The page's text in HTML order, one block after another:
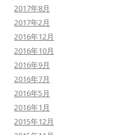
2017年8月
2017年2月
2016年12月
2016年10月
2016年9月
2016年7月
2016年5月
2016年1月
2015年12月